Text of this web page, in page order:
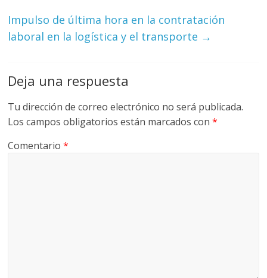
N
S
P
R
T
E
Y
R
Impulso de última hora en la contratación
laboral en la logística y el transporte →
Deja una respuesta
Tu dirección de correo electrónico no será publicada.
Los campos obligatorios están marcados con*
Comentario*